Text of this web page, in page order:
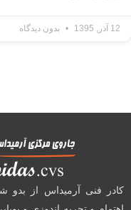
12 آذر, 1395 بدون دیدگاه
کادر فنی آرمیداس از